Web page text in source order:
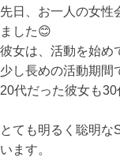
先日、お一人の女性
ました😊
彼女は、活動を始め
少し長めの活動期間
20代だった彼女も30
とても明るく聡明な
います。